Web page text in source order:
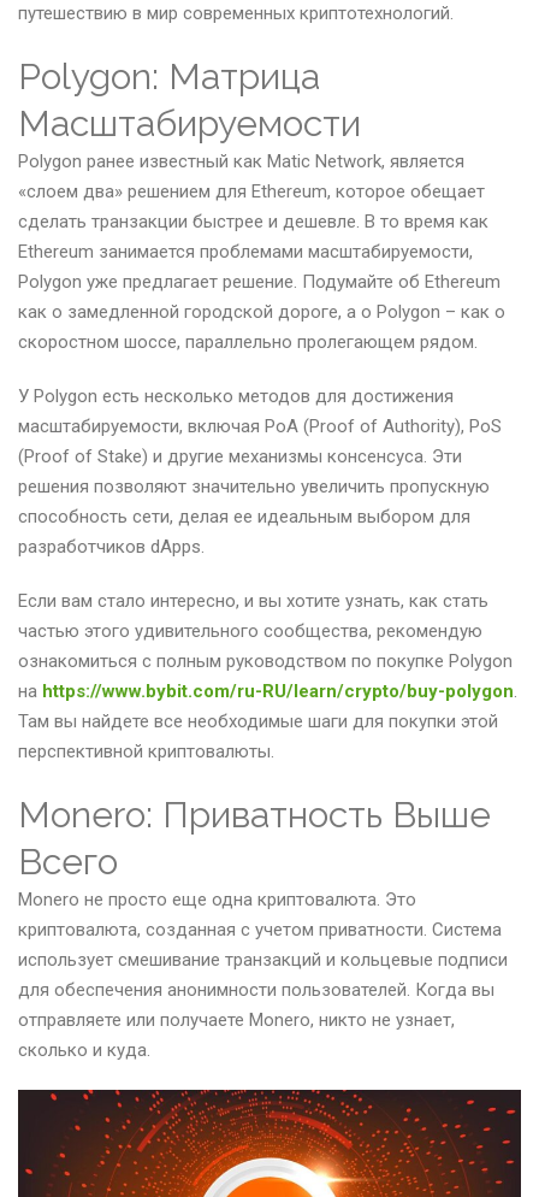
путешествию в мир современных криптотехнологий.
Polygon: Матрица
Масштабируемости
Polygon ранее известный как Matic Network, является
«слоем два» решением для Ethereum, которое обещает
сделать транзакции быстрее и дешевле. В то время как
Ethereum занимается проблемами масштабируемости,
Polygon уже предлагает решение. Подумайте об Ethereum
как о замедленной городской дороге, а о Polygon – как о
скоростном шоссе, параллельно пролегающем рядом.
У Polygon есть несколько методов для достижения
масштабируемости, включая PoA (Proof of Authority), PoS
(Proof of Stake) и другие механизмы консенсуса. Эти
решения позволяют значительно увеличить пропускную
способность сети, делая ее идеальным выбором для
разработчиков dApps.
Если вам стало интересно, и вы хотите узнать, как стать
частью этого удивительного сообщества, рекомендую
ознакомиться с полным руководством по покупке Polygon
на https://www.bybit.com/ru-RU/learn/crypto/buy-polygon.
Там вы найдете все необходимые шаги для покупки этой
перспективной криптовалюты.
Monero: Приватность Выше
Всего
Monero не просто еще одна криптовалюта. Это
криптовалюта, созданная с учетом приватности. Система
использует смешивание транзакций и кольцевые подписи
для обеспечения анонимности пользователей. Когда вы
отправляете или получаете Monero, никто не узнает,
сколько и куда.